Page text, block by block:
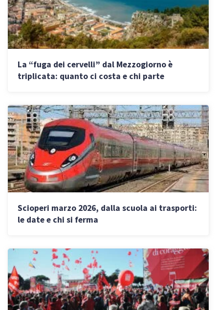
La “fuga dei cervelli” dal Mezzogiorno è
triplicata: quanto ci costa e chi parte
Scioperi marzo 2026, dalla scuola ai trasporti:
le date e chi si ferma